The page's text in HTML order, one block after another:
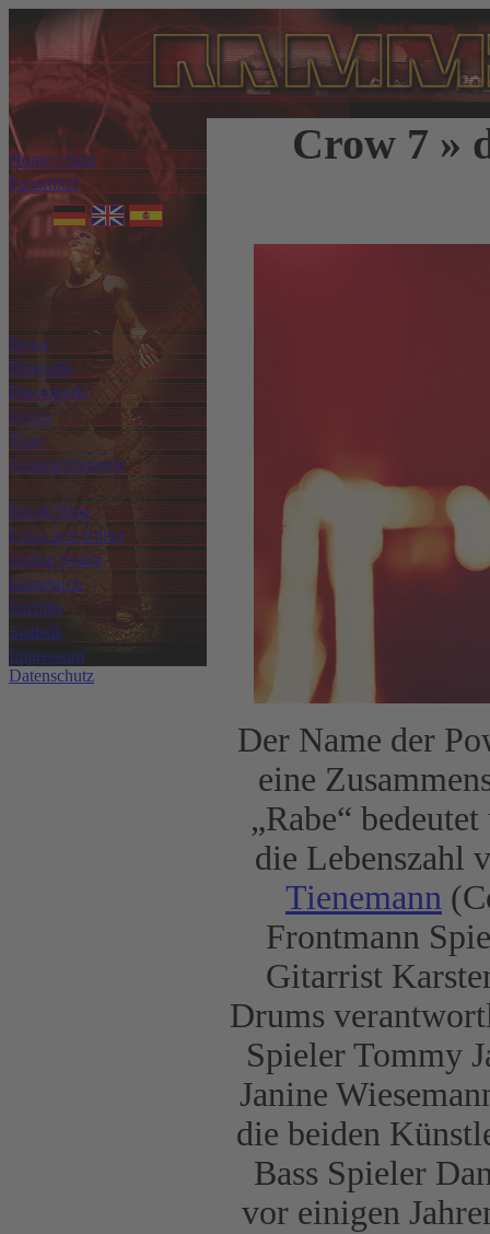
Home / Start
Fanartikel
News
Biografie
Discografie
Lyrics
Tour
Auszeichnungen
Musik Blog
Fotos und Bilder
Online Spiele
Gästebuch
Surftips
Statistik
Impressum
Datenschutz
Crow 7 »
Der Name der
eine
„Rabe“
die Lebenszahl
Tienemann
Frontmann
Gitarrist
Drums
Spieler Tommy
Janine
die beiden
Bass Spieler
vor einigen